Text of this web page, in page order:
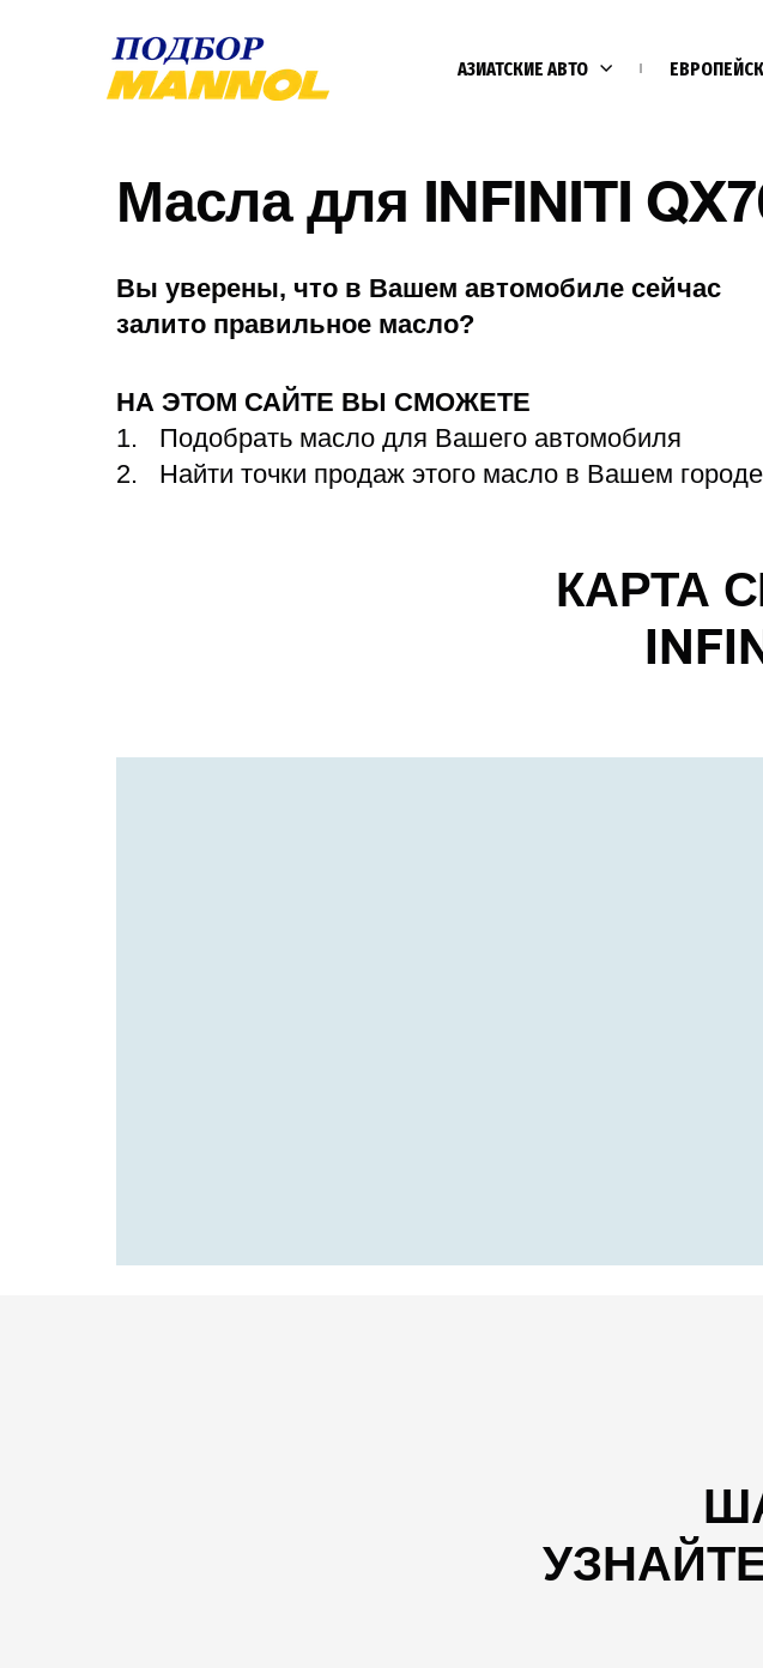
АЗИАТСКИЕ АВТО
Масла для INFINITI
Вы уверены, что в Вашем автомобиле сейчас
залито правильное масло?
НА ЭТОМ САЙТЕ ВЫ СМОЖЕТЕ
Подобрать масло для Вашего автомобиля
Найти точки продаж этого масло в Вашем городе
КАРТА